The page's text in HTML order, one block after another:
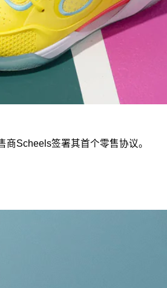
Scheels签署其首个零售协议。